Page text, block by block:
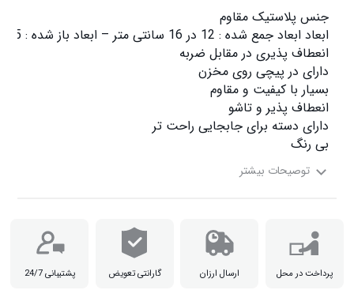
بی رنگ
پرداخت در محل ارسال ارزان گارانتی تعویض پشتیبانی 24/7